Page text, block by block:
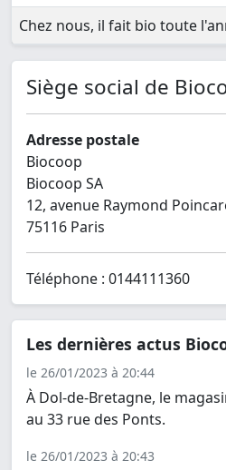
Chez nous, il fait bio toute
Siège social de
Adresse postale
Biocoop
Biocoop SA
12, avenue Raymond
75116 Paris
Téléphone : 0144111360
Les dernières actus
le 26/01/2023 à 20:44
À Dol-de-Bretagne, le
au 33 rue des Ponts.
le 26/01/2023 à 20:43